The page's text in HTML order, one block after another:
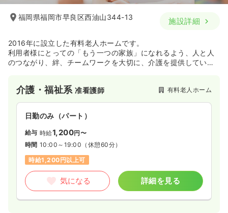
福岡県福岡市早良区西油山344-13 施設詳細
2016年に設立した有料老人ホームです。
利用者様にとっての「もう一つの家族」になれるよう、人と人
のつながり、絆、チームワークを大切に、介護を提供していま
介護・福祉系准看護師 有料老人ホーム
日勤のみ（パート）
給与 時給1,200円〜
時間 10:00～19:00 （休憩60分）
時給1,200円以上可
気になる 詳細を見る